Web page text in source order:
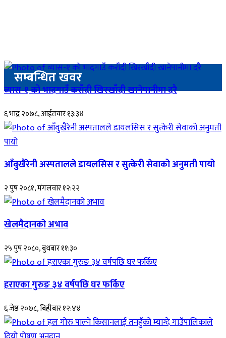
सम्बन्धित खवर
व्यास-१ को भादगाउँ कराँदी खिरखाँदी खानेपानीमा दरै
६ भाद्र २०७८, आईतवार १३:३४
आँवुखैरेनी अस्पतालले डायलसिस र सुत्केरी सेवाको अनुमती पायो
२ पुष २०८१, मंगलवार १२:२२
खेलमैदानको अभाव
२५ पुष २०८०, बुधबार ११:३०
हराएका गुरुङ ३४ वर्षपछि घर फर्किए
६ जेष्ठ २०७८, बिहीबार १२:४४